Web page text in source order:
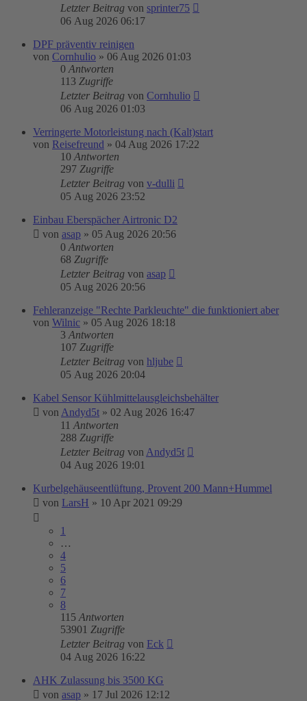
Letzter Beitrag von sprinter75
06 Aug 2026 06:17
DPF präventiv reinigen
von Cornhulio » 06 Aug 2026 01:03
0 Antworten
113 Zugriffe
Letzter Beitrag von Cornhulio
06 Aug 2026 01:03
Verringerte Motorleistung nach (Kalt)start
von Reisefreund » 04 Aug 2026 17:22
10 Antworten
297 Zugriffe
Letzter Beitrag von v-dulli
05 Aug 2026 23:52
Einbau Eberspächer Airtronic D2
von asap » 05 Aug 2026 20:56
0 Antworten
68 Zugriffe
Letzter Beitrag von asap
05 Aug 2026 20:56
Fehleranzeige "Rechte Parkleuchte" die funktioniert aber
von Wilnic » 05 Aug 2026 18:18
3 Antworten
107 Zugriffe
Letzter Beitrag von hljube
05 Aug 2026 20:04
Kabel Sensor Kühlmittelausgleichsbehälter
von Andyd5t » 02 Aug 2026 16:47
11 Antworten
288 Zugriffe
Letzter Beitrag von Andyd5t
04 Aug 2026 19:01
Kurbelgehäuseentlüftung, Provent 200 Mann+Hummel
von LarsH » 10 Apr 2021 09:29
1
…
4
5
6
7
8
115 Antworten
53901 Zugriffe
Letzter Beitrag von Eck
04 Aug 2026 16:22
AHK Zulassung bis 3500 KG
von asap » 17 Jul 2026 12:12